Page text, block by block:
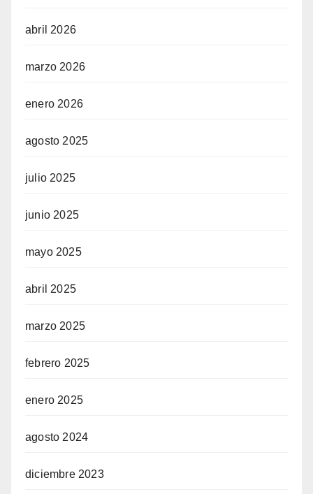
abril 2026
marzo 2026
enero 2026
agosto 2025
julio 2025
junio 2025
mayo 2025
abril 2025
marzo 2025
febrero 2025
enero 2025
agosto 2024
diciembre 2023